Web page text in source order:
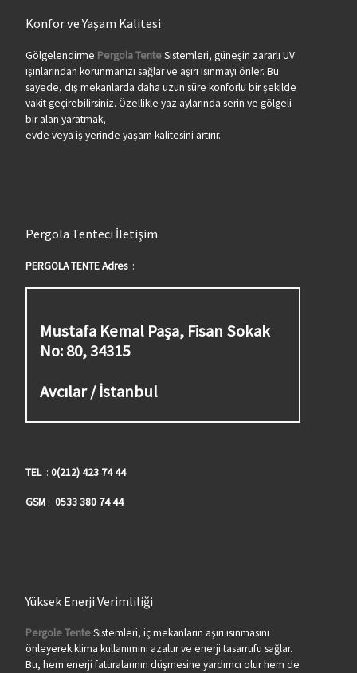
Konfor ve Yaşam Kalitesi
Gölgelendirme Pergola TenteSistemleri, güneşin zararlı UV
ışınlarından korunmanızı sağlar ve aşırı ısınmayı önler. Bu
sayede, dış mekanlarda daha uzun süre konforlu bir şekilde
vakit geçirebilirsiniz. Özellikle yaz aylarında serin ve gölgeli
bir alan yaratmak,
evde veya iş yerinde yaşam kalitesini artırır.
Pergola Tenteci İletişim
PERGOLA TENTE Adres:
Mustafa Kemal Paşa, Fisan Sokak
No: 80, 34315
Avcılar / İstanbul
TEL : 0(212) 423 74 44
GSM: 0533 380 74 44
Yüksek Enerji Verimliliği
Pergole TenteSistemleri, iç mekanların aşırı ısınmasını
önleyerek klima kullanımını azaltır ve enerji tasarrufu sağlar.
Bu, hem enerji faturalarının düşmesine yardımcı olur hem de